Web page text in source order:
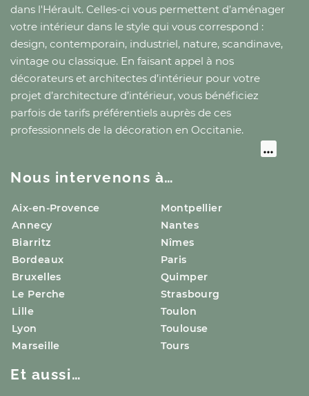
dans l'Hérault. Celles-ci vous permettent d’aménager
votre intérieur dans le style qui vous correspond :
design, contemporain, industriel, nature, scandinave,
vintage ou classique. En faisant appel à nos
décorateurs et architectes d’intérieur pour votre
projet d’architecture d’intérieur, vous bénéficiez
parfois de tarifs préférentiels auprès de ces
professionnels de la décoration en Occitanie.
Nous intervenons à…
Aix-en-Provence
Annecy
Biarritz
Bordeaux
Bruxelles
Le Perche
Lille
Lyon
Marseille
Montpellier
Nantes
Nîmes
Paris
Quimper
Strasbourg
Toulon
Toulouse
Tours
Et aussi…